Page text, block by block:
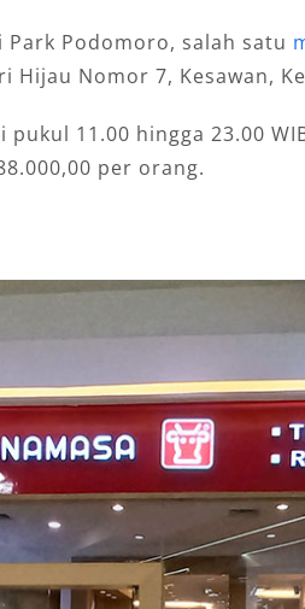
Podomoro, salah satu
Hijau Nomor 7, Kesawan,
11.00 hingga 23.00
per orang.